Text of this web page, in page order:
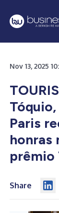
Nov 13, 2025
Paris
honras
prêmio
Share